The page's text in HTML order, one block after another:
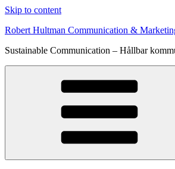
Skip to content
Robert Hultman Communication &
Sustainable Communication – Hållbar